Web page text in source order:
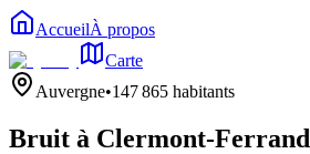
AccueilÀ propos
Carte
Auvergne•147 865 habitants
Bruit à Clermont-Ferrand